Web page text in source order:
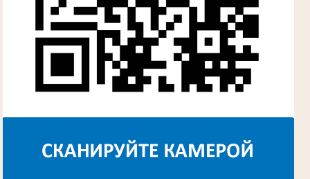
Косарева Александра Ивановна
Труженица тыла в годы Великой
Отечественной войны
в период с 1970 по 1987 гг.